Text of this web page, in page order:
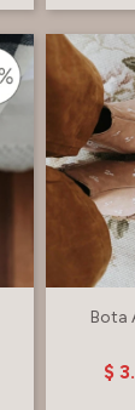
Bota
$